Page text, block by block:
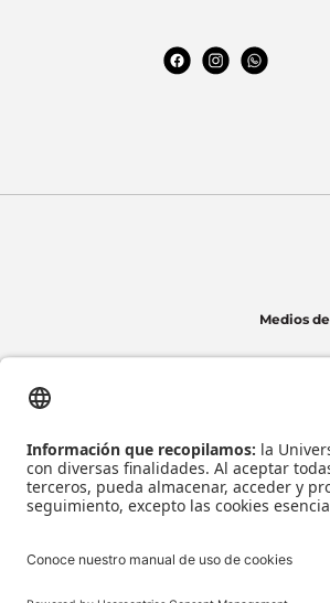
Medios
Universidad de los Andes | Vigilada Mineducación
Reconocimiento como Universidad: Decreto 1297
Reconocimiento personería jurídica: Resolución